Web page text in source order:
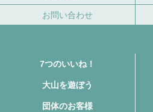
お問い合わせ
7つのいいね！
大山を遊ぼう
団体のお客様